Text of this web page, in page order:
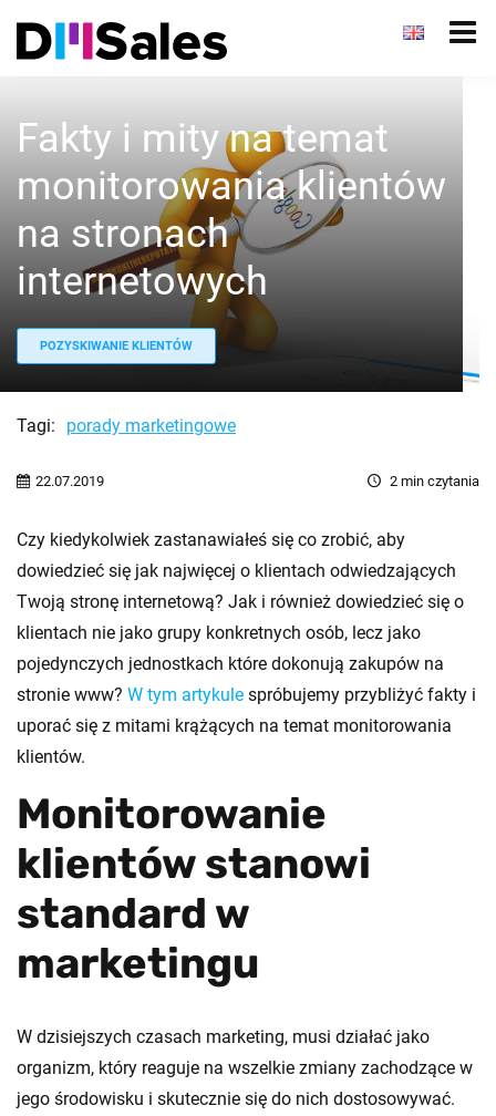
Fakty i mity na temat
monitorowania klientów
na stronach
internetowych
POZYSKIWANIE KLIENTÓW
Tagi: porady marketingowe
2 min czytania
22.07.2019
Czy kiedykolwiek zastanawiałeś się co zrobić, aby
dowiedzieć się jak najwięcej o klientach odwiedzających
Twoją stronę internetową? Jak i również dowiedzieć się o
klientach nie jako grupy konkretnych osób, lecz jako
pojedynczych jednostkach które dokonują zakupów na
stronie www? W tym artykule spróbujemy przybliżyć fakty i
uporać się z mitami krążących na temat monitorowania
klientów.
Monitorowanie
klientów stanowi
standard w
marketingu
W dzisiejszych czasach marketing, musi działać jako
organizm, który reaguje na wszelkie zmiany zachodzące w
jego środowisku i skutecznie się do nich dostosowywać.